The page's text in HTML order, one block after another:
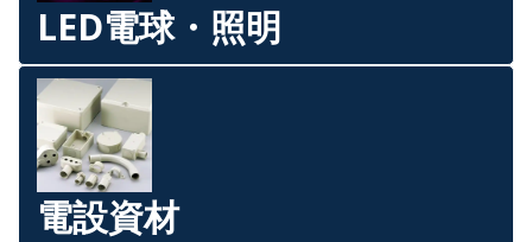
LED電球・照明
電設資材